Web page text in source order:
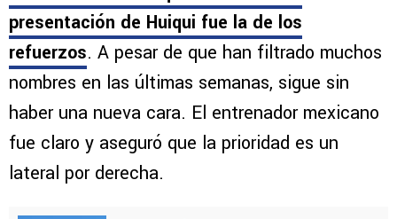
presentación de Huiqui fue la de los
refuerzos. A pesar de que han filtrado muchos
nombres en las últimas semanas, sigue sin
haber una nueva cara. El entrenador mexicano
fue claro y aseguró que la prioridad es un
lateral por derecha.